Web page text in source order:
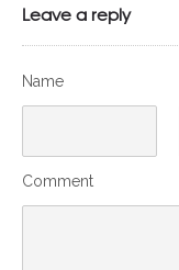
Leave a reply
Name
Comment